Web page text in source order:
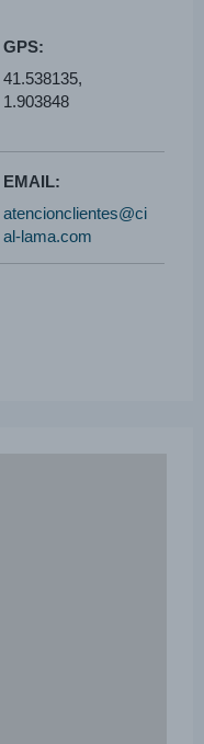
GPS:
41.538135,
1.903848
EMAIL:
atencionclientes@ci
al-lama.com